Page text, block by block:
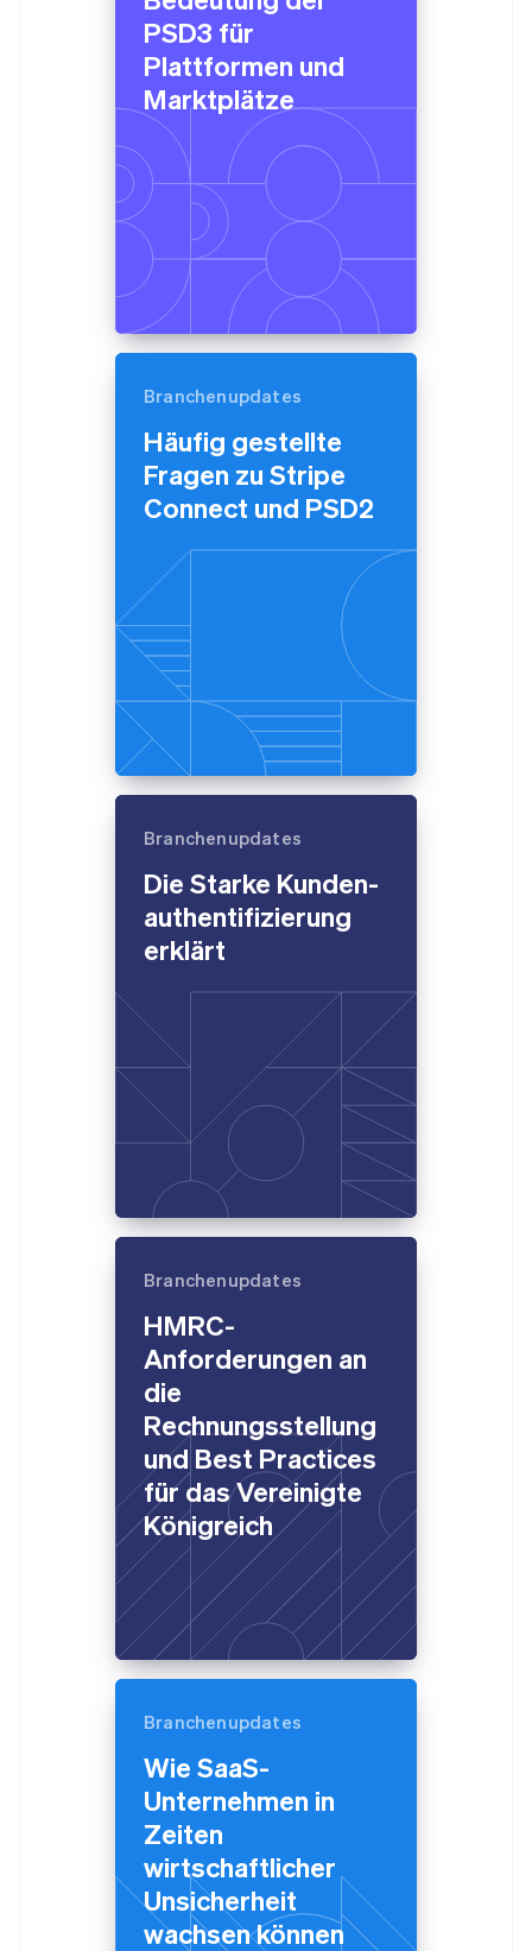
PSD3 für
Plattformen und
Marktplätze
Branchenupdates
Häufig gestellte
Fragen zu Stripe
Connect und PSD2
Branchenupdates
Die Starke Kunden­
authenti­fizierung
erklärt
Branchenupdates
HMRC-
Anforderungen an
die
Rechnungsstellung
und Best Practices
für das Vereinigte
Königreich
Branchenupdates
Wie SaaS-
Unternehmen in
Zeiten
wirtschaftlicher
Unsicherheit
wachsen können